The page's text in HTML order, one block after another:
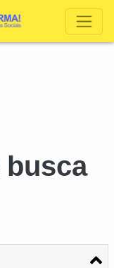
busca